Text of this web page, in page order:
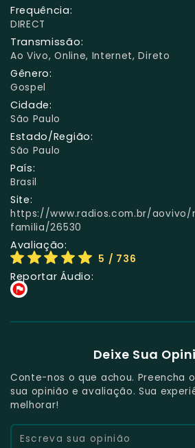
Frequência:
DIRECT
Transmissão:
Ao Vivo, Online, Internet, Direto
Gênero:
Gospel
Cidade:
São Paulo
Estado/Região:
São Paulo
País:
Brasil
Site:
https://www.radios.com.br/
familia/26530
Avaliação:
5 / 736
Reportar Áudio:
Deixe Sua
Conte-nos o que achou. Preencha
sua opinião e avaliação. Sua
melhorar!